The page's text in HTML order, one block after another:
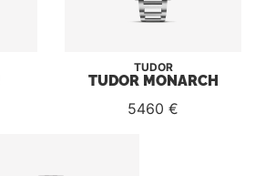
TUDOR
TUDOR MONARCH
5460 €